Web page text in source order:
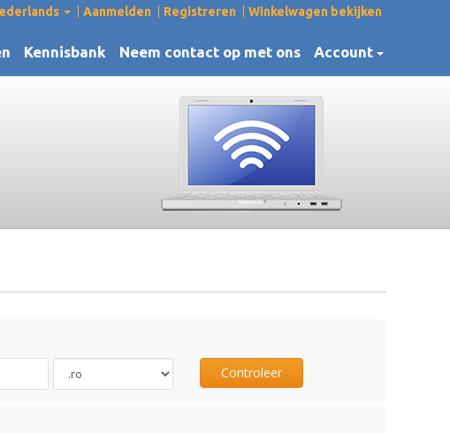
Aanmelden Registreren Winkelwagen bekijken
Kennisbank Neem contact op met ons Account
Controleer